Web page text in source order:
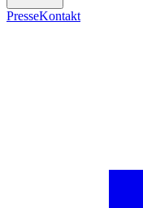
PresseKontakt